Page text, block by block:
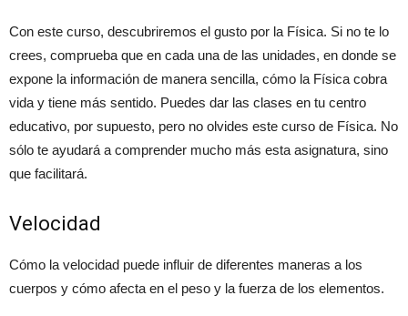
Con este curso, descubriremos el gusto por la Física. Si no te lo
crees, comprueba que en cada una de las unidades, en donde se
expone la información de manera sencilla, cómo la Física cobra
vida y tiene más sentido. Puedes dar las clases en tu centro
educativo, por supuesto, pero no olvides este curso de Física. No
sólo te ayudará a comprender mucho más esta asignatura, sino
que facilitará.
Velocidad
Cómo la velocidad puede influir de diferentes maneras a los
cuerpos y cómo afecta en el peso y la fuerza de los elementos.